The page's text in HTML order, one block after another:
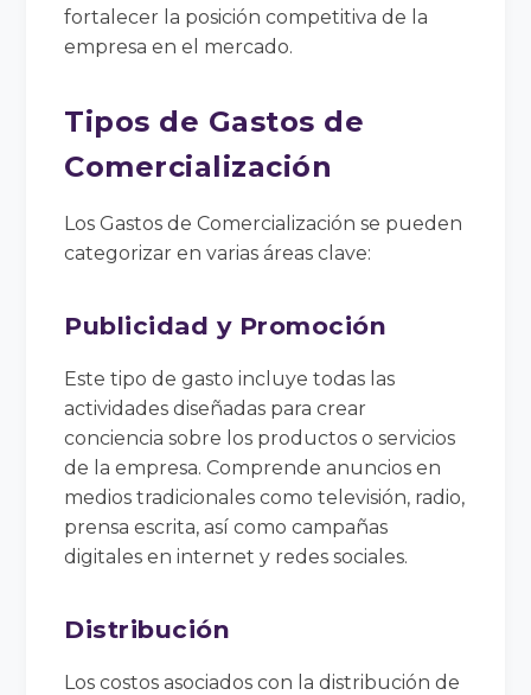
fortalecer la posición competitiva de la
empresa en el mercado.
Tipos de Gastos de
Comercialización
Los Gastos de Comercialización se pueden
categorizar en varias áreas clave:
Publicidad y Promoción
Este tipo de gasto incluye todas las
actividades diseñadas para crear
conciencia sobre los productos o servicios
de la empresa. Comprende anuncios en
medios tradicionales como televisión, radio,
prensa escrita, así como campañas
digitales en internet y redes sociales.
Distribución
Los costos asociados con la distribución de